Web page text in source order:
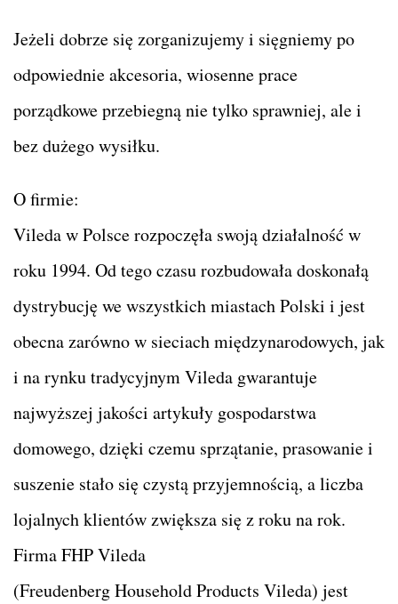
Jeżeli dobrze się zorganizujemy i sięgniemy po
odpowiednie akcesoria, wiosenne prace
porządkowe przebiegną nie tylko sprawniej, ale i
bez dużego wysiłku.
O firmie:
Vileda w Polsce rozpoczęła swoją działalność w
roku 1994. Od tego czasu rozbudowała doskonałą
dystrybucję we wszystkich miastach Polski i jest
obecna zarówno w sieciach międzynarodowych, jak
i na rynku tradycyjnym Vileda gwarantuje
najwyższej jakości artykuły gospodarstwa
domowego, dzięki czemu sprzątanie, prasowanie i
suszenie stało się czystą przyjemnością, a liczba
lojalnych klientów zwiększa się z roku na rok.
Firma FHP Vileda
(Freudenberg Household Products Vileda) jest